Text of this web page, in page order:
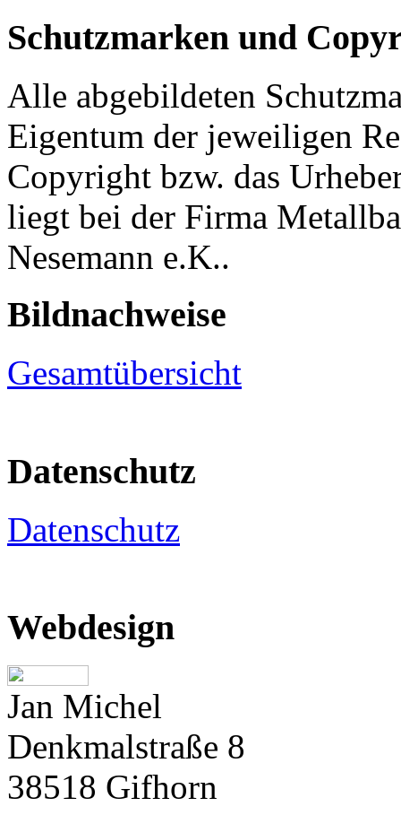
Schutzmarken und
Alle abgebildeten
Eigentum der jeweiligen
Copyright bzw. das
liegt bei der Firma
Nesemann e.K..
Bildnachweise
Gesamtübersicht
Datenschutz
Datenschutz
Webdesign
Jan Michel
Denkmalstraße 8
38518 Gifhorn